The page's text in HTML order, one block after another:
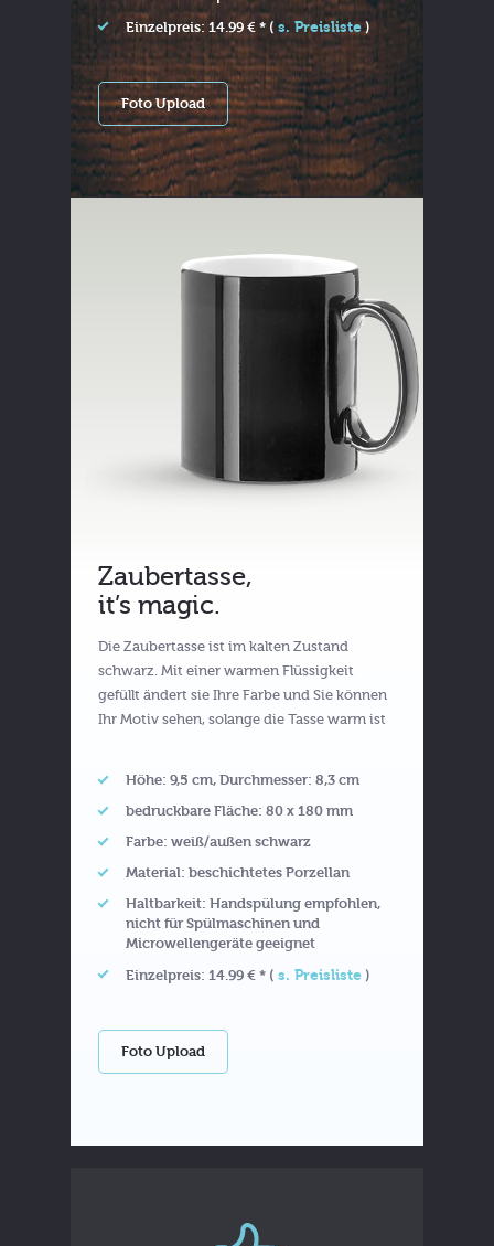
Einzelpreis: 14.99 € * ( s. Preisliste)
Foto Upload
Zaubertasse,
it’s magic.
Die Zaubertasse ist im kalten Zustand
schwarz. Mit einer warmen Flüssigkeit
gefüllt ändert sie Ihre Farbe und Sie können
Ihr Motiv sehen, solange die Tasse warm ist
Höhe: 9,5 cm, Durchmesser: 8,3 cm
bedruckbare Fläche: 80 x 180 mm
Farbe: weiß/außen schwarz
Material: beschichtetes Porzellan
Haltbarkeit: Handspülung empfohlen,
nicht für Spülmaschinen und
Microwellengeräte geeignet
Einzelpreis: 14.99 € * ( s. Preisliste )
Foto Upload